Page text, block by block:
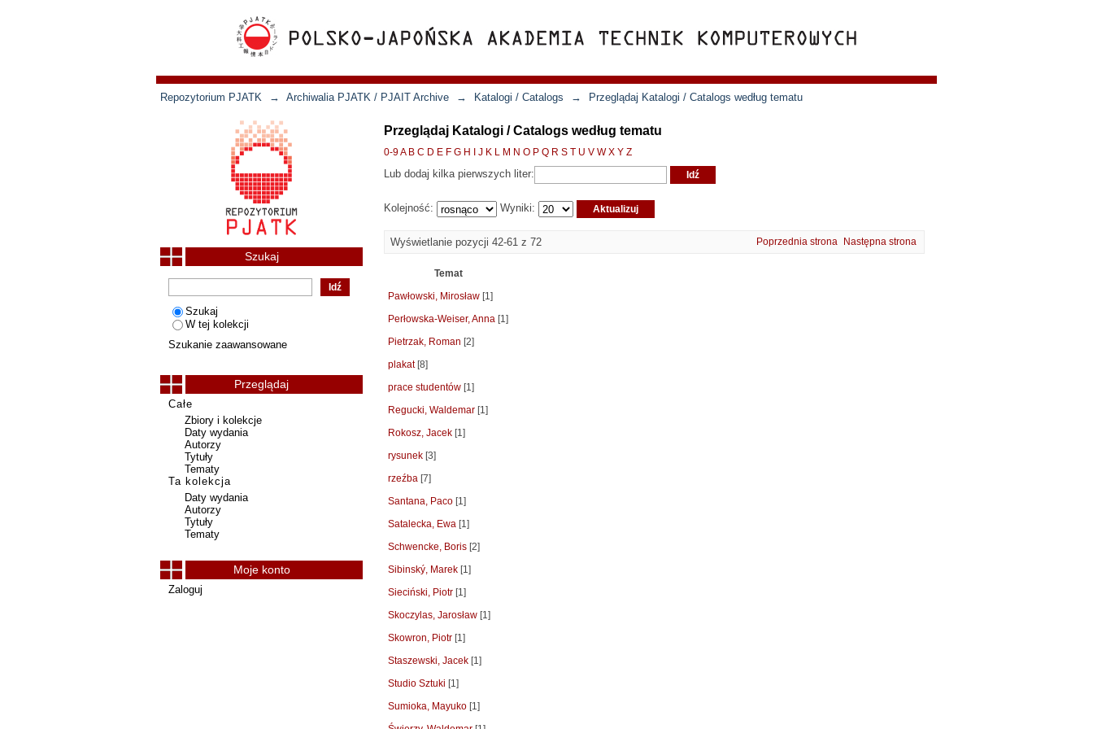
Repozytorium PJATK → Archiwalia PJATK / PJAIT Archive → Katalogi / Catalogs → Przeglądaj Katalogi / Catalogs według tematu
Przeglądaj Katalogi / Catalogs według tematu
0-9A B C D E F G H J K L M N O P Q R S T U V W X Y Z
Lub dodaj kilka pierwszych liter:
Kolejność: Wyniki:
Wyświetlanie pozycji 42-61 z 72 Poprzednia strona Następna strona
Temat
Pawłowski, Mirosław [1]
Perłowska-Weiser, Anna [1]
Pietrzak, Roman [2]
plakat[8]
prace studentów [1]
Regucki, Waldemar [1]
Rokosz, Jacek [1]
rysunek [3]
rzeźba [7]
Santana, Paco [1]
Satalecka, Ewa [1]
Schwencke, Boris [2]
Sibinský, Marek [1]
Sieciński, Piotr [1]
Skoczylas, Jarosław [1]
Skowron, Piotr [1]
Staszewski, Jacek [1]
Studio Sztuki [1]
Sumioka, Mayuko [1]
Szukaj
Szukaj
W tej kolekcji
Szukanie zaawansowane
Przeglądaj
Całe
Zbiory i kolekcje
Daty wydania
Autorzy
Tytuły
Tematy
Ta kolekcja
Daty wydania
Autorzy
Tytuły
Tematy
Moje konto
Zaloguj